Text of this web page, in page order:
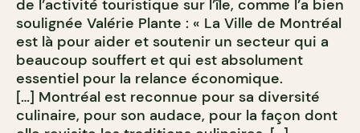
de l’activité touristique sur l’île, comme l’a bien
soulignée Valérie Plante : « La Ville de Montréal
est là pour aider et soutenir un secteur qui a
beaucoup souffert et qui est absolument
essentiel pour la relance économique.
[…] Montréal est reconnue pour sa diversité
culinaire, pour son audace, pour la façon dont